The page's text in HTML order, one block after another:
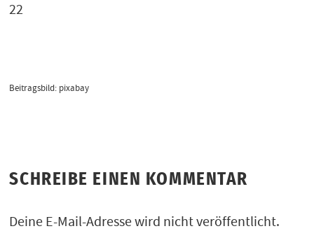
22
Beitragsbild: pixabay
SCHREIBE EINEN KOMMENTAR
Deine E-Mail-Adresse wird nicht veröffentlicht.